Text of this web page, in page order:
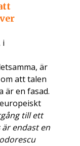
i
är
att talen
är en fasad.
till ett
är endast en